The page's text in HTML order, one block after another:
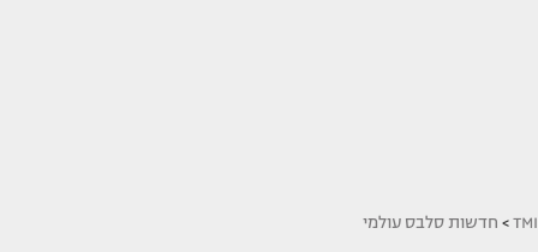
TMI
> חדשות סלבס עולמי